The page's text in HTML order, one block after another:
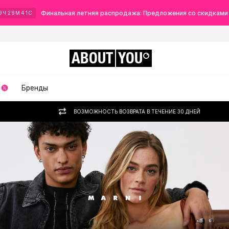
Ч 29 М 40 С Финальная летняя распродажа: Предложения со
ABOUT YOU
Бренды
ВОЗМОЖНОСТЬ ВОЗВРАТА В ТЕЧЕНИЕ 30 ДНЕЙ